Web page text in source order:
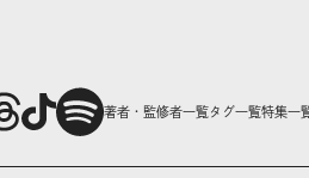
著者・監修者一覧タグ一覧特集一